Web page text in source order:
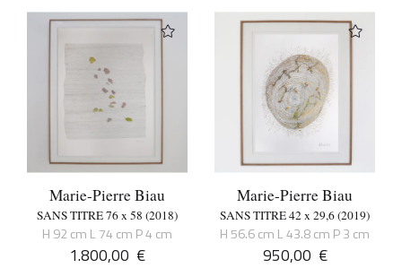
Marie-Pierre Biau
SANS TITRE 76 x 58 (2018)
H 92 cm L 74 cm P 4 cm
1.800,00 €
Marie-Pierre Biau
SANS TITRE 42 x 29,6 (2019)
H 56.6 cm L 43.8 cm P 3 cm
950,00 €